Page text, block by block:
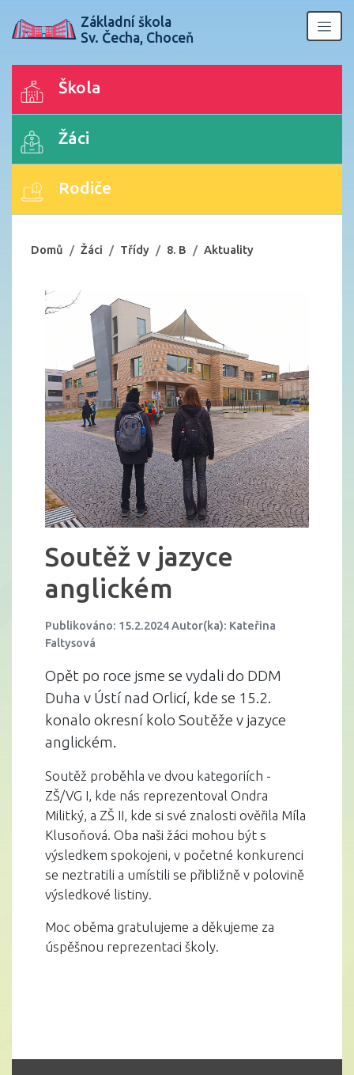
Základní škola
Sv. Čecha, Choceň
Škola
Žáci
Rodiče
Domů Žáci Třídy 8. B Aktuality
Soutěž v jazyce
anglickém
Publikováno: 15.2.2024 Autor(ka): Kateřina
Faltysová
Opět po roce jsme se vydali do DDM
Duha v Ústí nad Orlicí, kde se 15.2.
konalo okresní kolo Soutěže v jazyce
anglickém.
Soutěž proběhla ve dvou kategoriích -
ZŠ/VG I, kde nás reprezentoval Ondra
Militký, a ZŠ II, kde si své znalosti ověřila Míla
Klusoňová. Oba naši žáci mohou být s
výsledkem spokojeni, v početné konkurenci
se neztratili a umístili se přibližně v polovině
výsledkové listiny.
Moc oběma gratulujeme a děkujeme za
úspěšnou reprezentaci školy.